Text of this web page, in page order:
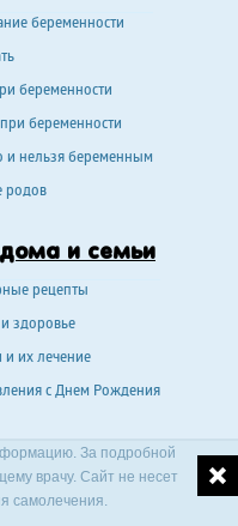
беременности
беременности
беременности
и нельзя беременным
родов
и семьи
рецепты
и здоровье
и их лечение
с Днем Рождения
За подробной
врачу. Сайт не несет
самолечения.